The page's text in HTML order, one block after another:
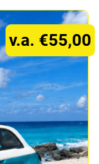
v.a. €55,00